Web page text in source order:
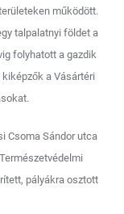
működött.
talpalatnyi földet a
folyhatott a gazdik
a Vásártéri
Csoma Sándor utca
pályákra osztott